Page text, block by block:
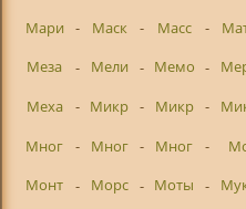
Мари
- Маск - Масс -
Меза
- Мели - Мемо -
Меха
- Микр - Микр -
Мног
- Мног - Мног -
Монт
- Морс - Моты -